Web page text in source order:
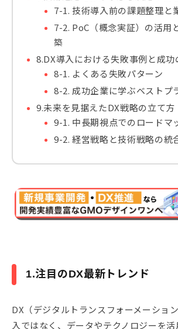
7-1. 技術導入前の課題整理と
7-2. PoC（概念実証）の活用
築
8.DX導入における失敗事例と成功
8-1. よくある失敗パターン
8-2. 成功企業に学ぶベストプ
9.未来を見据えたDX戦略の立て方
9-1. 中長期視点でのロードマ
9-2. 経営戦略と技術戦略の統
1.注目のDX最新トレンド
DX（デジタルトランスフォーメーショ
入ではなく、データやテクノロジーを